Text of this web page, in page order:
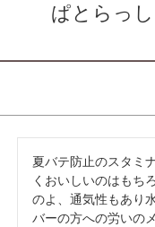
ぱとらっ
夏バテ防止のスタミ
くおいしいのはもち
のよ、通気性もあり
バーの方への労いの